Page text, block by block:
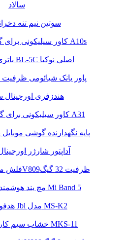
سالاد
سوتین نیم تنه
کاور سیلیکونی برای گوشی سامسونگ A10s
باتری لیتیوم یونی BL-5C اصلی نوکیا
پاور بانک شیائومی ظرفیت 10000 میلی آمپر
هندزفری
کاور سیلیکونی برای گوشی سامسونگ A31
پایه نگهدارنده گوشی
آداپتور شارژر
فلش مموری وریتی مدلV809ظرفیت 32 گیگ
مچ بند هوشمند شیائومی مدل Mi Band 5
هدفون بی سیم Jbl مدل MS-K2
خشاب سیم کارت فلزی مدل MKS-11